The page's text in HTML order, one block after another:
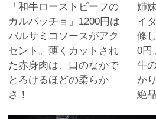
「和牛ローストビーフの
カルパッチョ」1200円は
バルサミコソースがアク
セント。薄くカットされ
た赤身肉は、口のなかで
とろけるほどの柔らか
さ！
姉
イ
修
0円
牛
か
絶